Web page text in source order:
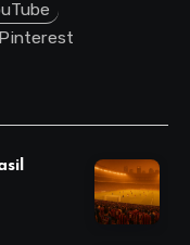
Pinterest